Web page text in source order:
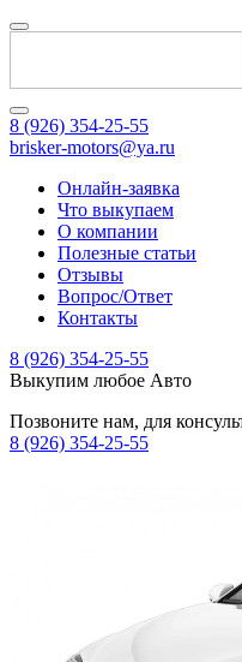
8 (926) 354-25-55
brisker-motors@ya.ru
Онлайн-заявка
Что выкупаем
О компании
Полезные статьи
Отзывы
Вопрос/Ответ
Контакты
8 (926) 354-25-55
Выкупим любое Авто
Позвоните нам, для
8 (926) 354-25-55